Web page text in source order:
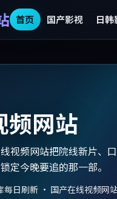
首页 国产影视 日韩
频网站
视频网站把院线新片、
定今晚要追的那一部。
每日刷新 · 国产在线视频网